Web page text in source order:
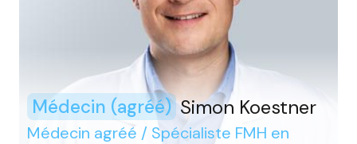
Médecin (agréé) Simon Koestner
Médecin agréé / Spécialiste FMH en